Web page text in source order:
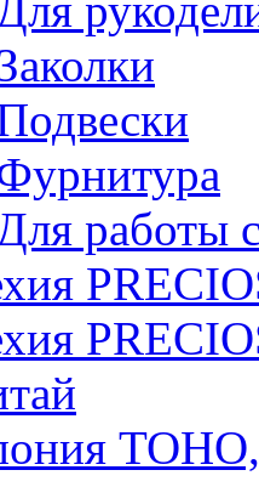
работы